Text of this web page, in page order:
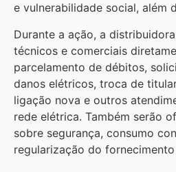
e vulnerabilidade social, além
Durante a ação, a
técnicos e comerciais
parcelamento de débitos,
danos elétricos, troca de
ligação nova e outros
rede elétrica. Também serão
sobre segurança, consumo
regularização do